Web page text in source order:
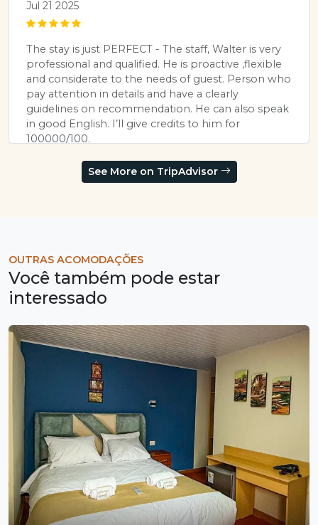
Jul 21 2025
The stay is just PERFECT - The staff, Walter is very
professional and qualified. He is proactive ,flexible
and considerate to the needs of guest. Person who
pay attention in details and have a clearly
guidelines on recommendation. He can also speak
in good English. I’ll give credits to him for
100000/100.
The breakfast, the facilities, the sauna, the hot
shower, the cleanliness of the room are
See More on TripAdvisor
OUTRAS ACOMODAÇÕES
Você também pode estar
interessado